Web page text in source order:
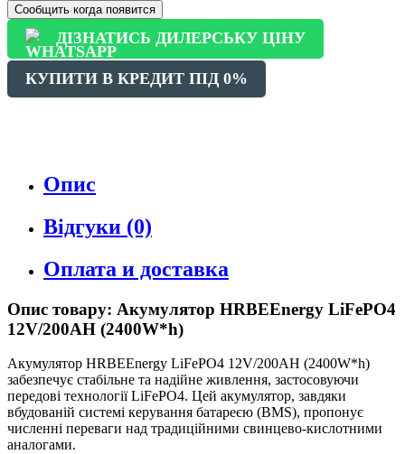
Сообщить когда появится
ДІЗНАТИСЬ ДИЛЕРСЬКУ ЦІНУ
КУПИТИ В КРЕДИТ ПІД 0%
Опис
Відгуки (0)
Оплата и доставка
Опис товару: Акумулятор HRBEEnergy LiFePO4
12V/200AH (2400W*h)
Акумулятор HRBEEnergy LiFePO4 12V/200AH (2400W*h)
забезпечує стабільне та надійне живлення, застосовуючи
передові технології LiFePO4. Цей акумулятор, завдяки
вбудованій системі керування батареєю (BMS), пропонує
численні переваги над традиційними свинцево-кислотними
аналогами.